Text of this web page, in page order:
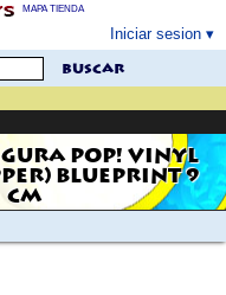
MAPA TIENDA
Iniciar sesion
buscar
POP! VINYL
BLUEPRINT 9
CM